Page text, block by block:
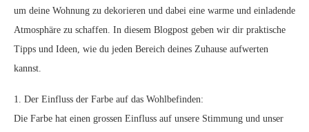
um deine Wohnung zu dekorieren und dabei eine warme und einladende
Atmosphäre zu schaffen. In diesem Blogpost geben wir dir praktische
Tipps und Ideen, wie du jeden Bereich deines Zuhause aufwerten
kannst.
1. Der Einfluss der Farbe auf das Wohlbefinden:
Die Farbe hat einen grossen Einfluss auf unsere Stimmung und unser